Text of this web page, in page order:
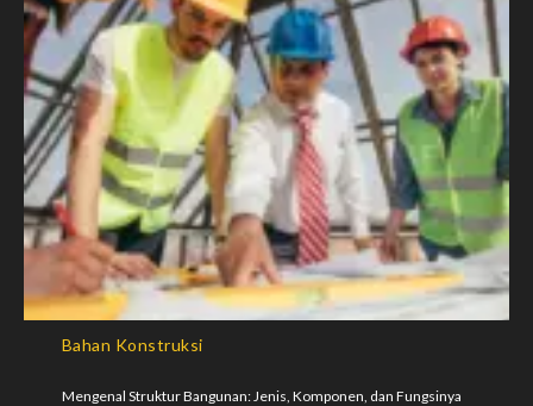
Bahan Konstruksi
Mengenal Struktur Bangunan: Jenis, Komponen, dan Fungsinya